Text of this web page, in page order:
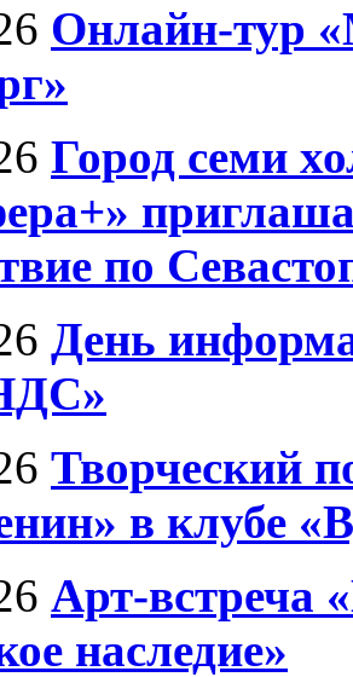
Онлайн-тур
Город семи
по
День
Творческий
в клубе
Арт-встреча
наследие»